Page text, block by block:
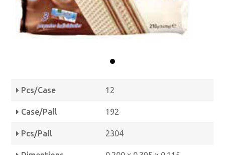
Pcs/Case 12
Case/Pall 192
Pcs/Pall 2304